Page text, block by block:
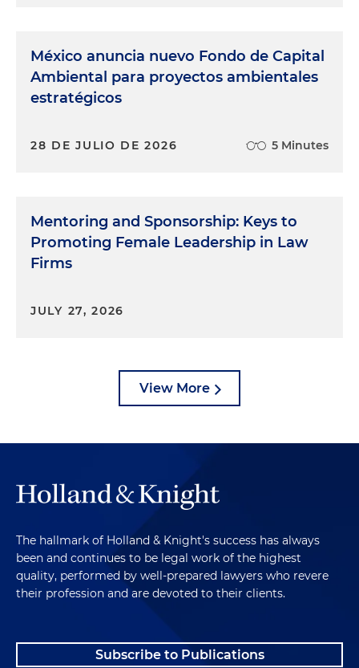
México anuncia nuevo Fondo de Capital
Ambiental para proyectos ambientales
estratégicos
28 DE JULIO DE 2026 5 Minutes
Mentoring and Sponsorship: Keys to
Promoting Female Leadership in Law
Firms
JULY 27, 2026
View More
The hallmark of Holland & Knight's success has always
been and continues to be legal work of the highest
quality, performed by well-prepared lawyers who revere
their profession and are devoted to their clients.
Subscribe to Publications